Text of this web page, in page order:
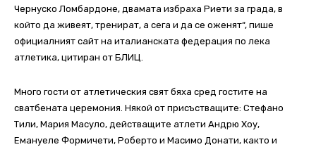
Чернуско Ломбардоне, двамата избраха Риети за града, в
който да живеят, тренират, а сега и да се оженят“, пише
официалният сайт на италианската федерация по лека
атлетика, цитиран от БЛИЦ.
Много гости от атлетическия свят бяха сред гостите на
сватбената церемония. Някой от присъстващите: Стефано
Тили, Мария Масуло, действащите атлети Андрю Хоу,
Емануеле Формичети, Роберто и Масимо Донати, както и